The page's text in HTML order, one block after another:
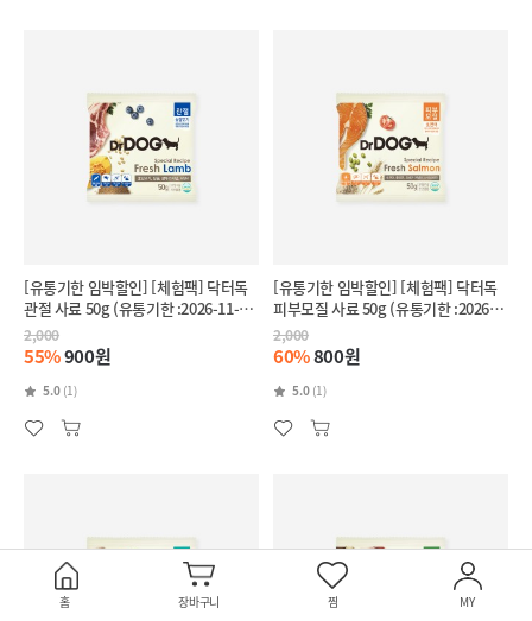
[유통기한 임박할인] [체험팩] 닥터독
관절 사료 50g (유통기한 :2026-11-
28)
2,000
55%900원
5.0 (1)
[유통기한 임박할인] [체험팩] 닥터독
피부모질 사료 50g (유통기한 :2026-
11-27)
2,000
60%800원
5.0 (1)
홈 장바구니 찜 MY